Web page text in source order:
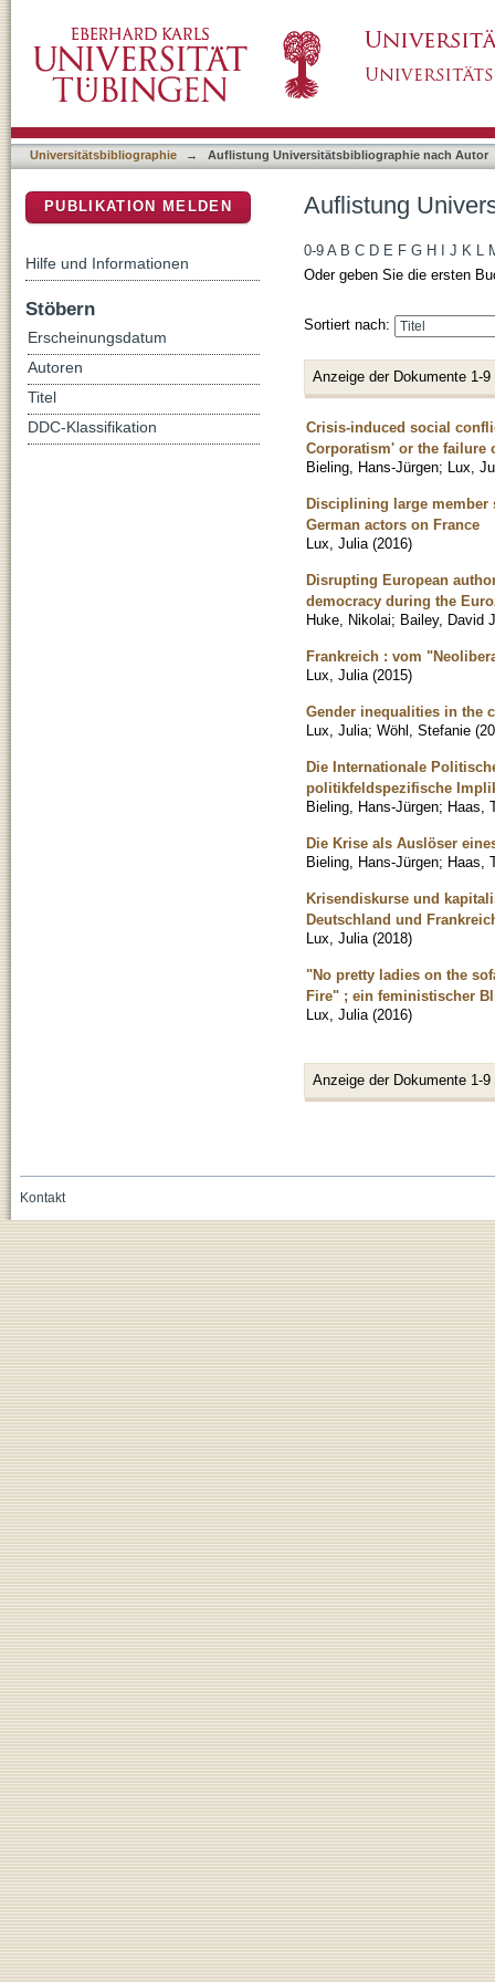
Universitätsbibliographie → Auflistung Universitätsbibliographie nach Autor
Auflistung
0-9 A B C D E F G H J K L
Oder geben Sie die ersten
Sortiert nach:
Anzeige der Dokumente 1-9
Crisis-induced social
Corporatism' or the failure
Bieling, Hans-Jürgen; Lux,
Disciplining large member
German actors on France
Lux, Julia (2016)
Disrupting European
democracy during the
Huke, Nikolai; Bailey, David
Frankreich : vom
Lux, Julia (2015)
Gender inequalities in the
Lux, Julia; Wöhl, Stefanie (
Die Internationale
politikfeldspezifische
Bieling, Hans-Jürgen; Haas,
Die Krise als Auslöser
Bieling, Hans-Jürgen; Haas,
Krisendiskurse und
Deutschland und
Lux, Julia (2018)
"No pretty ladies on the
Fire" ; ein feministischer
Lux, Julia (2016)
Anzeige der Dokumente 1-9
PUBLIKATION MELDEN
Hilfe und Informationen
Stöbern
Erscheinungsdatum
Autoren
Titel
DDC-Klassifikation
Kontakt